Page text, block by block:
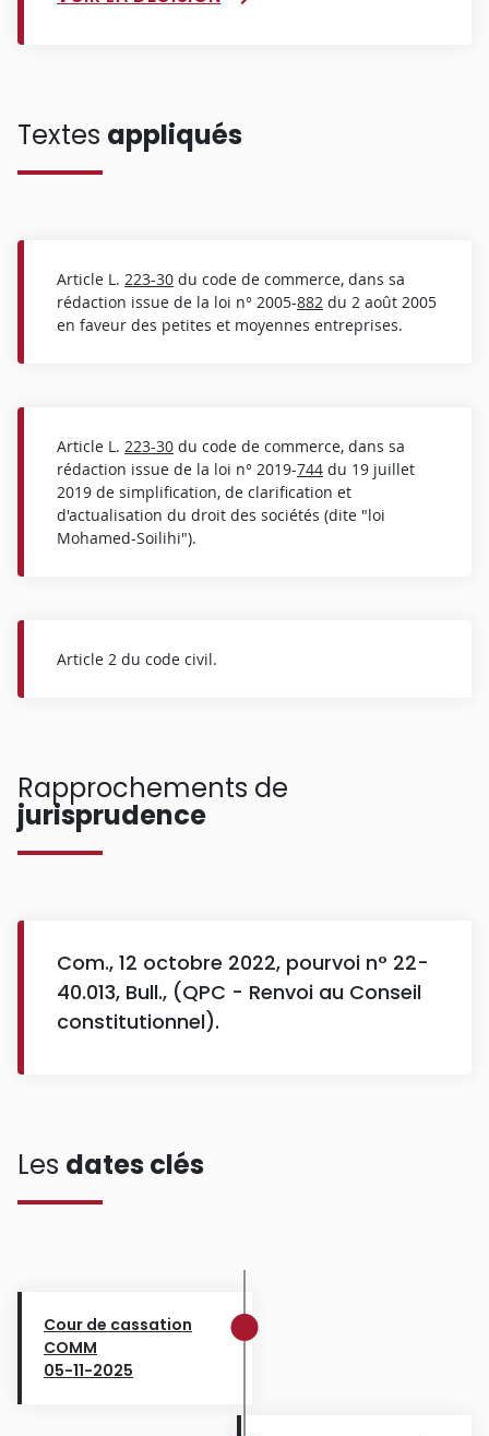
Textes appliqués
Article L. 223-30 du code de commerce, dans sa
rédaction issue de la loi n° 2005-882 du 2 août 2005
en faveur des petites et moyennes entreprises.
Article L. 223-30 du code de commerce, dans sa
rédaction issue de la loi n° 2019-744 du 19 juillet
2019 de simplification, de clarification et
d'actualisation du droit des sociétés (dite "loi
Mohamed-Soilihi").
Article 2 du code civil.
Rapprochements de
jurisprudence
Com., 12 octobre 2022, pourvoi n° 22-
40.013, Bull., (QPC - Renvoi au Conseil
constitutionnel).
Les dates clés
Cour de cassation
COMM
05-11-2025